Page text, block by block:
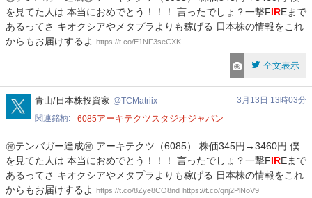
を見てた人は 本当におめでとう！！！ 言ったでしょ？一撃FIREまで
あるってさ キオクシアやメタプラよりも稼げる 日本株の情報をこれ
からもお届けするよ https://t.co/E1NF3seCXK
全文表示
TCMatriix
青山/日本株投資家 TCMatriix
3月13日 13時03分
関連銘柄
6085アーキテクツスタジオジャパン
㊗テンバガー達成㊗ アーキテクツ（6085） 株価345円→3460円 僕
を見てた人は 本当におめでとう！！！ 言ったでしょ？一撃FIREまで
あるってさ キオクシアやメタプラよりも稼げる 日本株の情報をこれ
からもお届けするよ https://t.co/8Zye8CO8nd https://t.co/qnj2PlNoV9